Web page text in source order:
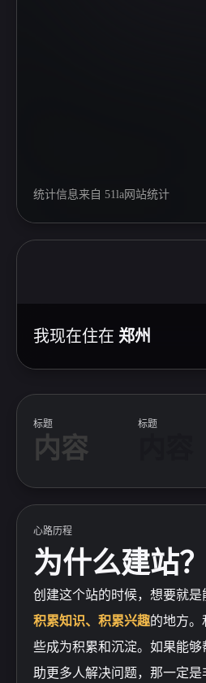
统计信息来自 51la网站统计
我现在住在 郑州
标题
内容
标题
心路历程
为什么建站？
创建这个站的时候，想要就
积累知识、积累兴趣的地方。
些成为积累和沉淀。如果能
助更多人解决问题，那一定是